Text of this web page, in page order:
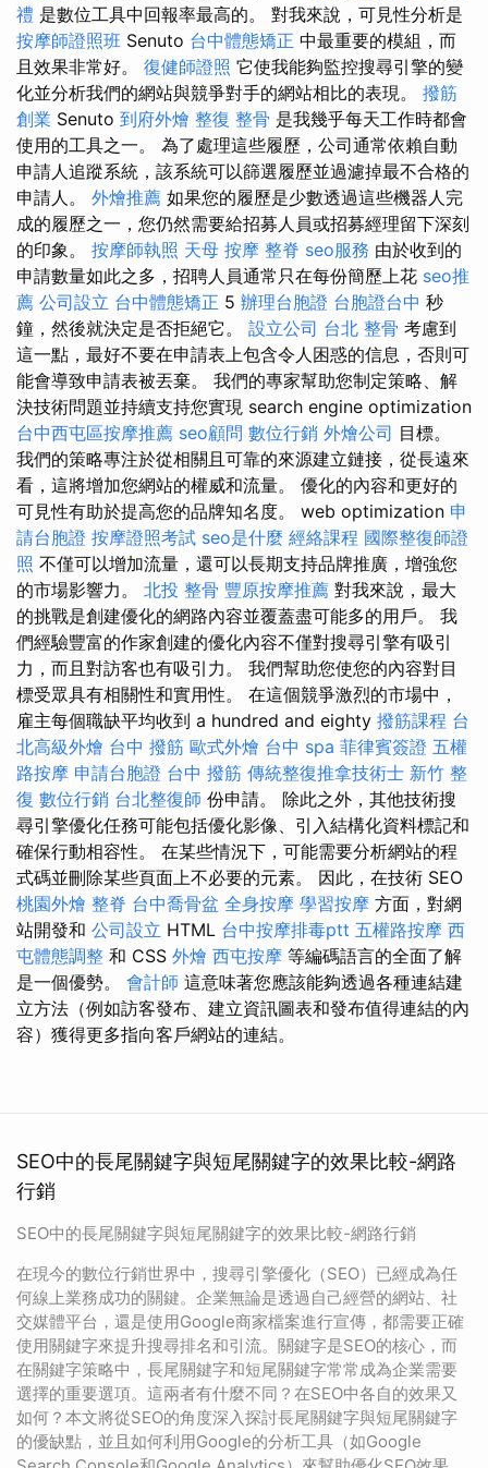
禮 是數位工具中回報率最高的。 對我來說，可見性分析是
按摩師證照班 Senuto 台中體態矯正 中最重要的模組，而
且效果非常好。 復健師證照 它使我能夠監控搜尋引擎的變
化並分析我們的網站與競爭對手的網站相比的表現。 撥筋
創業 Senuto 到府外燴 整復 整骨 是我幾乎每天工作時都會
使用的工具之一。 為了處理這些履歷，公司通常依賴自動
申請人追蹤系統，該系統可以篩選履歷並過濾掉最不合格的
申請人。 外燴推薦 如果您的履歷是少數透過這些機器人完
成的履歷之一，您仍然需要給招募人員或招募經理留下深刻
的印象。 按摩師執照 天母 按摩 整脊 seo服務 由於收到的
申請數量如此之多，招聘人員通常只在每份簡歷上花 seo推
薦 公司設立 台中體態矯正 5 辦理台胞證 台胞證台中 秒
鐘，然後就決定是否拒絕它。 設立公司 台北 整骨 考慮到
這一點，最好不要在申請表上包含令人困惑的信息，否則可
能會導致申請表被丟棄。 我們的專家幫助您制定策略、解
決技術問題並持續支持您實現 search engine optimization
台中西屯區按摩推薦 seo顧問 數位行銷 外燴公司 目標。
我們的策略專注於從相關且可靠的來源建立鏈接，從長遠來
看，這將增加您網站的權威和流量。 優化的內容和更好的
可見性有助於提高您的品牌知名度。 web optimization 申
請台胞證 按摩證照考試 seo是什麼 經絡課程 國際整復師證
照 不僅可以增加流量，還可以長期支持品牌推廣，增強您
的市場影響力。 北投 整骨 豐原按摩推薦 對我來說，最大
的挑戰是創建優化的網路內容並覆蓋盡可能多的用戶。 我
們經驗豐富的作家創建的優化內容不僅對搜尋引擎有吸引
力，而且對訪客也有吸引力。 我們幫助您使您的內容對目
標受眾具有相關性和實用性。 在這個競爭激烈的市場中，
雇主每個職缺平均收到 a hundred and eighty 撥筋課程 台
北高級外燴 台中 撥筋 歐式外燴 台中 spa 菲律賓簽證 五權
路按摩 申請台胞證 台中 撥筋 傳統整復推拿技術士 新竹 整
復 數位行銷 台北整復師 份申請。 除此之外，其他技術搜
尋引擎優化任務可能包括優化影像、引入結構化資料標記和
確保行動相容性。 在某些情況下，可能需要分析網站的程
式碼並刪除某些頁面上不必要的元素。 因此，在技術 SEO
桃園外燴 整脊 台中喬骨盆 全身按摩 學習按摩 方面，對網
站開發和 公司設立 HTML 台中按摩排毒ptt 五權路按摩 西
屯體態調整 和 CSS 外燴 西屯按摩 等編碼語言的全面了解
是一個優勢。 會計師 這意味著您應該能夠透過各種連結建
立方法（例如訪客發布、建立資訊圖表和發布值得連結的內
容）獲得更多指向客戶網站的連結。
SEO中的長尾關鍵字與短尾關鍵字的效果比較-網路
行銷
SEO中的長尾關鍵字與短尾關鍵字的效果比較-網路行銷
在現今的數位行銷世界中，搜尋引擎優化（SEO）已經成為任
何線上業務成功的關鍵。企業無論是透過自己經營的網站、社
交媒體平台，還是使用Google商家檔案進行宣傳，都需要正確
使用關鍵字來提升搜尋排名和引流。關鍵字是SEO的核心，而
在關鍵字策略中，長尾關鍵字和短尾關鍵字常常成為企業需要
選擇的重要選項。這兩者有什麼不同？在SEO中各自的效果又
如何？本文將從SEO的角度深入探討長尾關鍵字與短尾關鍵字
的優缺點，並且如何利用Google的分析工具（如Google